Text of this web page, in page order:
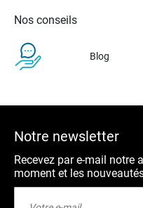
Nos conseils
Blog
Notre newsletter
Recevez par e-mail notre
moment et les